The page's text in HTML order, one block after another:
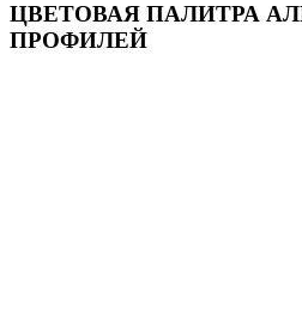
ЦВЕТОВАЯ ПАЛИТРА
ПРОФИЛЕЙ